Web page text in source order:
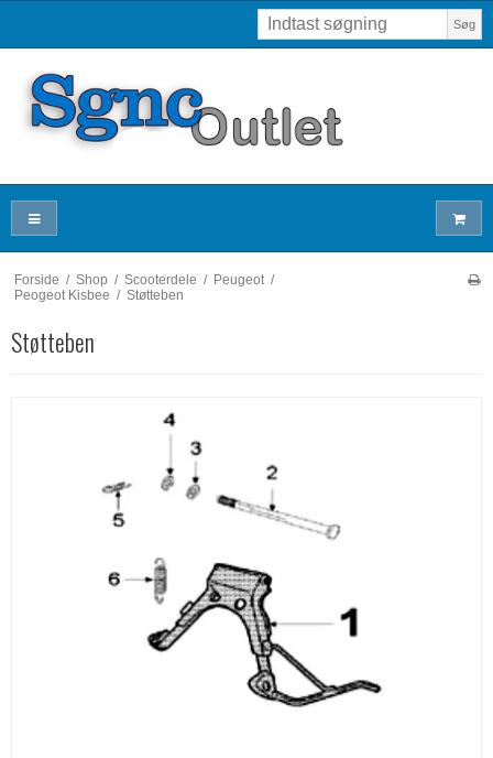
Søg
Forside / Shop / Scooterdele / Peugeot /
Peogeot Kisbee / Støtteben
Støtteben